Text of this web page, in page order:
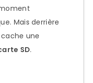
Mais derrière
une
SD.